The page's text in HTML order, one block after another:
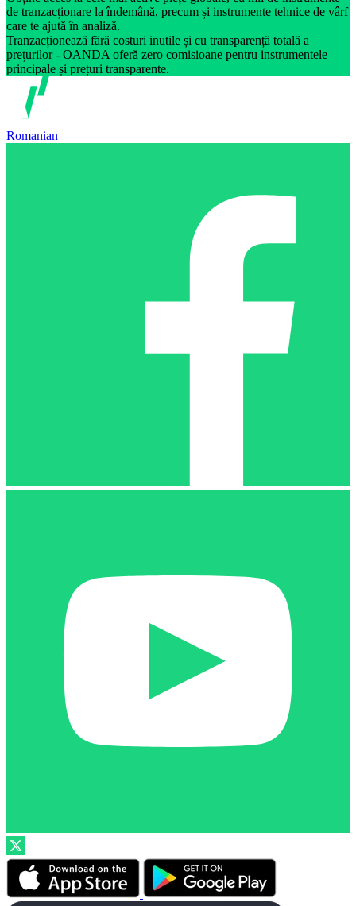
de tranzacționare la îndemână, precum și instrumente tehnice de vârf
care te ajută în analiză.
Tranzacționează fără costuri inutile și cu transparență totală a
prețurilor - OANDA oferă zero comisioane pentru instrumentele
principale și prețuri transparente.
Romanian